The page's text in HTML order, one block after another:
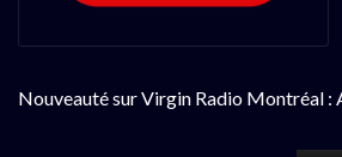
Nouveauté sur Virgin Radio Montréal :